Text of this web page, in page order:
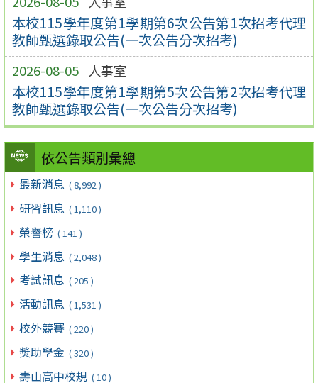
本校115學年度第1學期第6次公告第1次招考代理
教師甄選錄取公告(一次公告分次招考)
2026-08-05 人事室
本校115學年度第1學期第5次公告第2次招考代理
教師甄選錄取公告(一次公告分次招考)
依公告類別彙總
最新消息 ( 8,992 )
研習訊息 ( 1,110 )
榮譽榜 ( 141 )
學生消息 ( 2,048 )
考試訊息 ( 205 )
活動訊息 ( 1,531 )
校外競賽 ( 220 )
獎助學金 ( 320 )
壽山高中校規 ( 10 )